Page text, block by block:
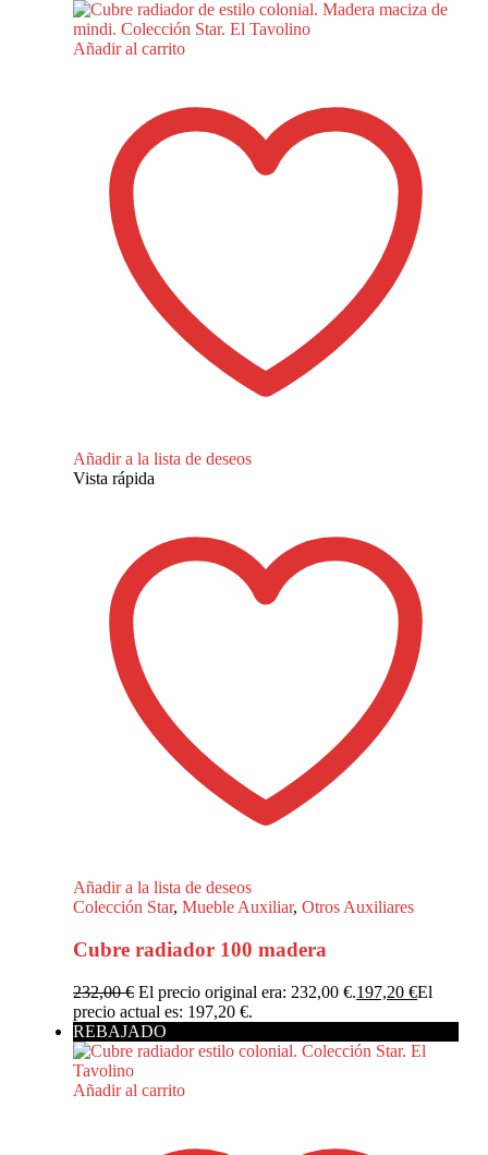
Añadir al carrito
Añadir a la lista de deseos
Vista rápida
Añadir a la lista de deseos
Colección Star,Mueble Auxiliar,Otros Auxiliares
Cubre radiador 100 madera
232,00€ El precio original era: 232,00 €.197,20€El
precio actual es: 197,20 €.
REBAJADO
Añadir al carrito